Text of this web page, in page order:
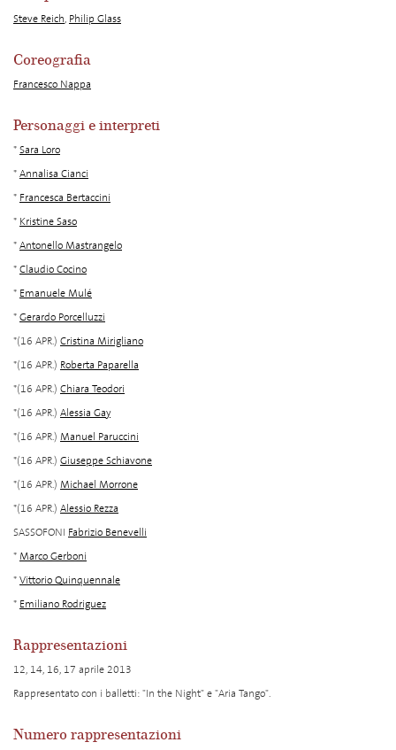
Steve Reich, Philip Glass
Coreografia
Francesco Nappa
Personaggi e interpreti
*Sara Loro
*Annalisa Cianci
* Francesca Bertaccini
* Kristine Saso
*Antonello Mastrangelo
*Claudio Cocino
* Emanuele Mulé
*Gerardo Porcelluzzi
*(16 APR.) Cristina Mirigliano
*(16 APR.) Roberta Paparella
*(16 APR.) Chiara Teodori
*(16 APR.) Alessia Gay
*(16 APR.) Manuel Paruccini
*(16 APR.) Giuseppe Schiavone
*(16 APR.) Michael Morrone
*(16 APR.) Alessio Rezza
SASSOFONI Fabrizio Benevelli
*Marco Gerboni
*Vittorio Quinquennale
* Emiliano Rodriguez
Rappresentazioni
12, 14, 16, 17 aprile 2013
Rappresentato con i balletti: "In the Night" e "Aria Tango".
Numero rappresentazioni